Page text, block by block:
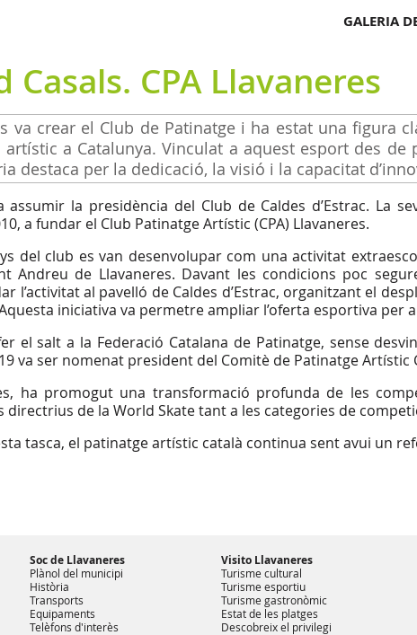
GALERIA
Casals. CPA Llavaneres
va crear el Club de Patinatge i ha estat una figura
a Catalunya. Vinculat a aquest esport des de
destaca per la dedicació, la visió i la capacitat
assumir la presidència del Club de Caldes d’Estrac. La
a fundar el Club Patinatge Artístic (CPA) Llavaneres.
del club es van desenvolupar com una activitat
Andreu de Llavaneres. Davant les condicions poc
l’activitat al pavelló de Caldes d’Estrac, organitzant el
iniciativa va permetre ampliar l’oferta esportiva per
el salt a la Federació Catalana de Patinatge, sense
va ser nomenat president del Comitè de Patinatge Artístic
ha promogut una transformació profunda de les
de la World Skate tant a les categories de
tasca, el patinatge artístic català continua sent avui un
Soc de Llavaneres
Plànol del municipi
Història
Transports
Equipaments
Telèfons d'interès
Visito Llavaneres
Turisme cultural
Turisme esportiu
Turisme gastronòmic
Estat de les platges
Descobreix el privilegi